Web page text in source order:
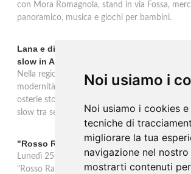
Noi usiamo i
Noi usiamo i cookies
tecniche di
migliorare la tua
navigazione nel
mostrarti contenuti
con Mora Romagnola, stand in via Fossa,
panoramico, musica e giochi per bambini.
Lana e dintorni: Törggelen, vini
slow in Alto Adige
Nella regione di Lana in Alto Adige tradizione
modernità si fondono in un'esperienza
osterie storiche, vini da antiche tradizioni
slow tra sentieri delle rogge e produttori locali.
"Rosso Rame" in scena a Collepasso il
Lunedì 25 agosto al Palazzo Baronale di
"Rosso Rame", spettacolo di Mary Negro e